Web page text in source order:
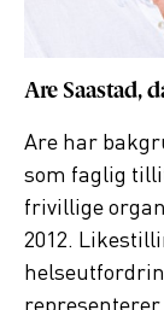
Are Saastad,
Are har
som faglig
frivillige
2012.